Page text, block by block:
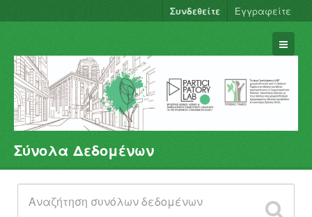
Συνδεθείτε Εγγραφείτε
Σύνολα Δεδομένων
Φορείς
Ομάδες
Σύνολα Δεδομένων